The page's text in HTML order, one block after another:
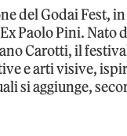
del Godai Fest,
Paolo Pini. Nato
Carotti, il
e arti visive,
si aggiunge,